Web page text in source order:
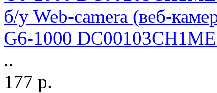
б/у Web-camera (веб-
G6-1000
..
177 р.